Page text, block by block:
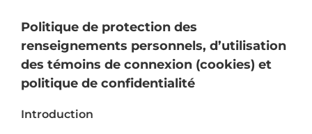
Politique de protection des
renseignements personnels, d’utilisation
des témoins de connexion (cookies) et
politique de confidentialité
Introduction